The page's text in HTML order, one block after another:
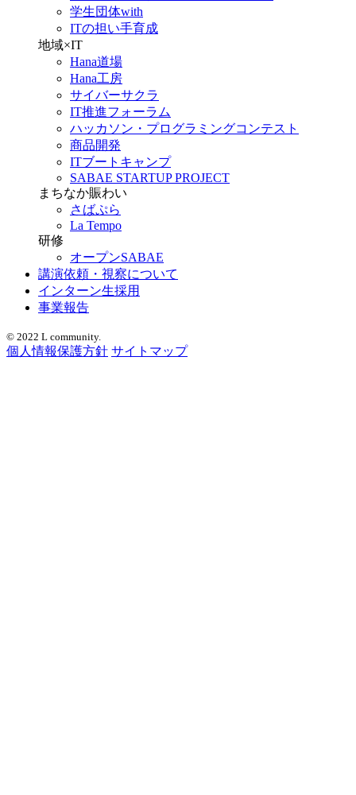
学生団体with
ITの担い手育成
地域×IT
Hana道場
Hana工房
サイバーサクラ
IT推進フォーラム
ハッカソン・プログラミングコンテスト
商品開発
ITブートキャンプ
SABAE STARTUP PROJECT
まちなか賑わい
さばぷら
La Tempo
研修
オープンSABAE
講演依頼・視察について
インターン生採用
事業報告
© 2022 L community.
個人情報保護方針 サイトマップ